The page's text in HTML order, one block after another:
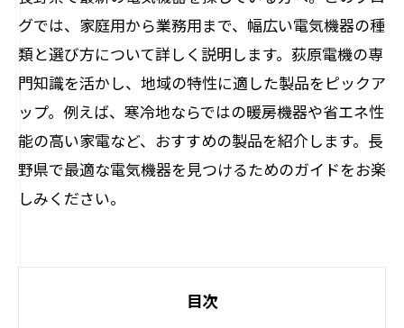
グでは、家庭用から業務用まで、幅広い電気機器の種
類と選び方について詳しく説明します。荻原電機の専
門知識を活かし、地域の特性に適した製品をピックア
ップ。例えば、寒冷地ならではの暖房機器や省エネ性
能の高い家電など、おすすめの製品を紹介します。長
野県で最適な電気機器を見つけるためのガイドをお楽
しみください。
目次